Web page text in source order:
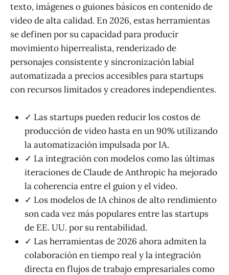
texto, imágenes o guiones básicos en contenido de
video de alta calidad. En 2026, estas herramientas
se definen por su capacidad para producir
movimiento hiperrealista, renderizado de
personajes consistente y sincronización labial
automatizada a precios accesibles para startups
con recursos limitados y creadores independientes.
✓ Las startups pueden reducir los costos de
producción de video hasta en un 90% utilizando
la automatización impulsada por IA.
✓ La integración con modelos como las últimas
iteraciones de Claude de Anthropic ha mejorado
la coherencia entre el guion y el video.
✓ Los modelos de IA chinos de alto rendimiento
son cada vez más populares entre las startups
de EE. UU. por su rentabilidad.
✓ Las herramientas de 2026 ahora admiten la
colaboración en tiempo real y la integración
directa en flujos de trabajo empresariales como